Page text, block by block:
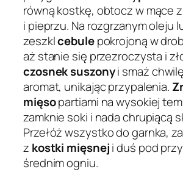
równą kostkę, obtocz w mące
i pieprzu. Na rozgrzanym oleju
zeszklcebulepokrojoną w
aż stanie się przezroczysta i
czosnek suszonyi smaż
aromat, unikając przypalenia.
mięsopartiami na wysokiej
zamknie soki i nada chrupiącą
Przełóż wszystko do garnka,
z kostki mięsneji duś pod
średnim ogniu.